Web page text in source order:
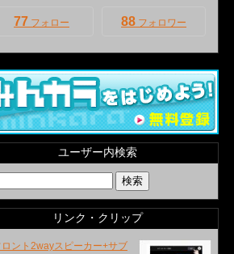
77 フォロー 88 フォロワー
ユーザー内検索
リンク・クリップ
ロント2wayスピーカー+サブ